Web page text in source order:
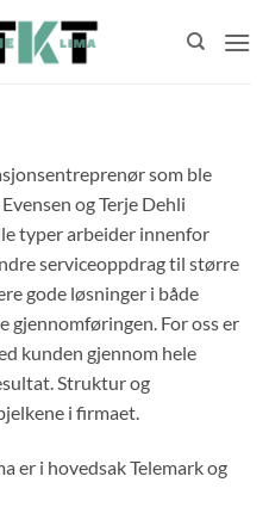
som ble
og Terje Dehli
typer arbeider innenfor
serviceoppdrag til større
gode løsninger i både
gjennomføringen. For oss er
kunden gjennom hele
Struktur og
i firmaet.
er i hovedsak Telemark og